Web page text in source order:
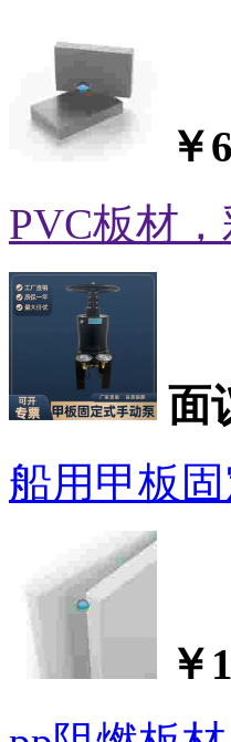
￥
PVC板材
面
船用甲板
￥